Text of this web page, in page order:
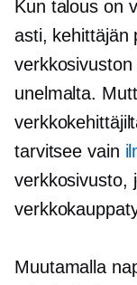
Kun talous on
asti, kehittäjän
unelmalta.
tarvitsee vain
verkkosivusto,
Muutamalla